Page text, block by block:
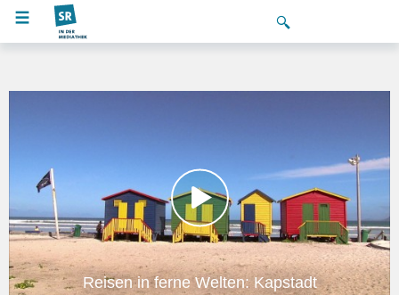
Reisen in ferne Welten: Kapstadt